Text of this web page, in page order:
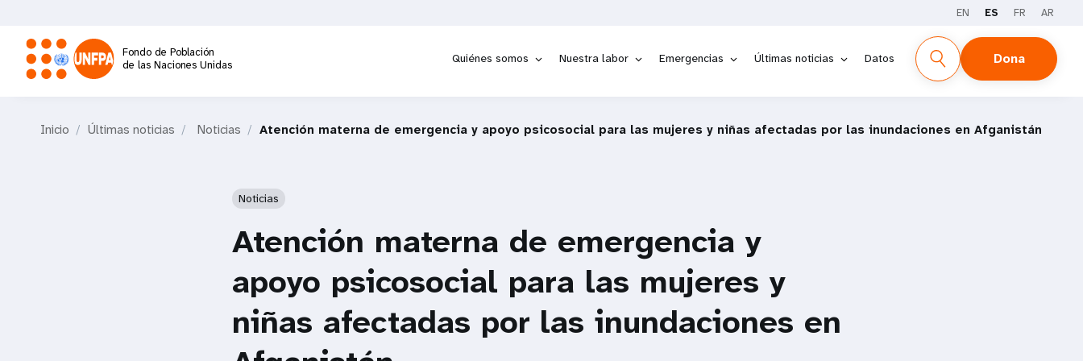
contenido
principal
EN ES FR AR
Fondo de Población
de las Naciones Unidas
Quiénes somos Nuestra labor Emergencias Últimas noticias Datos Dona
Inicio Últimas noticias Noticias Atención materna de emergencia y apoyo psicosocial para las mujeres y niñas afectadas por las inundaciones en Afganistán
Noticias
Atención materna de emergencia y
apoyo psicosocial para las mujeres y
niñas afectadas por las inundaciones en